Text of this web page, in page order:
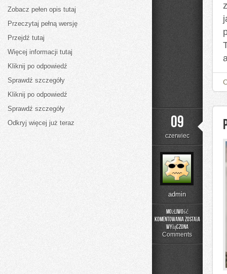
09
czerwiec
admin
Możliwość
komentowania
Podstawy
Matematyki
została
wyłączona
Comments
Zobacz pełen opis tutaj
Przeczytaj pełną wersję
Przejdź tutaj
Więcej informacji tutaj
Kliknij po odpowiedź
Sprawdź szczegóły
Kliknij po odpowiedź
Sprawdź szczegóły
Odkryj więcej już teraz